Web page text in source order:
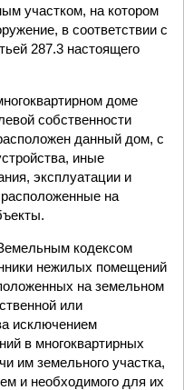
участком, на котором
в соответствии с
287.3 настоящего
доме
собственности
данный дом, с
иные
эксплуатации и
расположенные на
кодексом
нежилых помещений
на земельном
или
исключением
в многоквартирных
им земельного участка,
и необходимого для их